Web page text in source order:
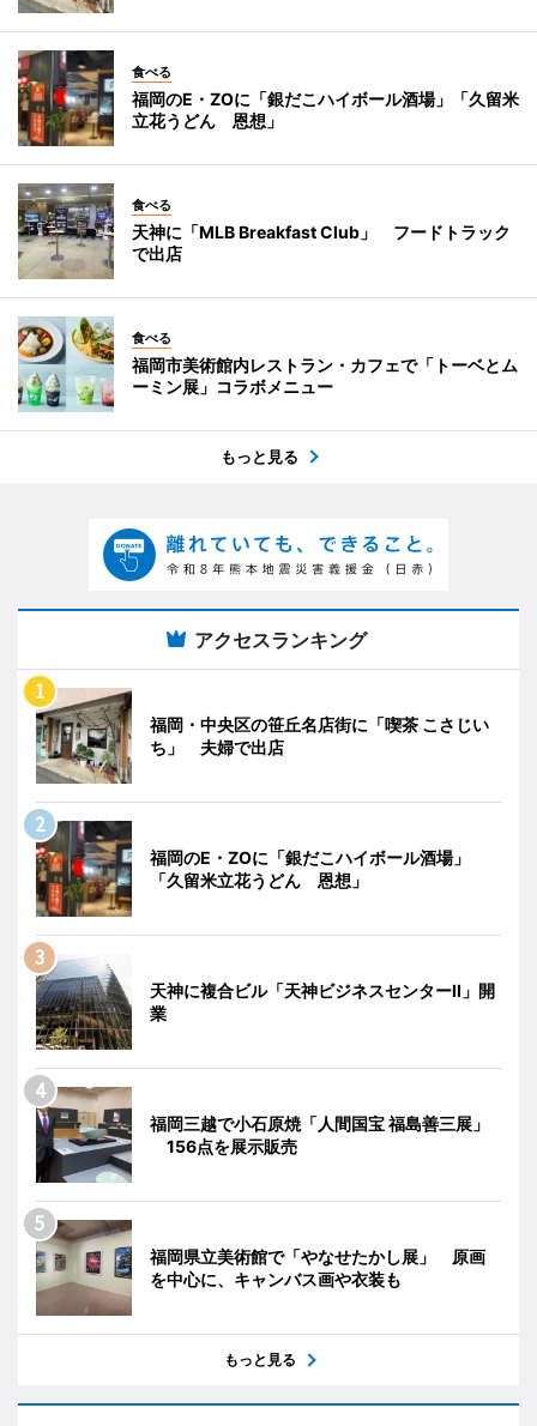
食べる
福岡のE・ZOに「銀だこハイボール酒場」「久留米
立花うどん 恩想」
食べる
天神に「MLB Breakfast Club」 フードトラック
で出店
食べる
福岡市美術館内レストラン・カフェで「トーベとム
ーミン展」コラボメニュー
もっと見る
アクセスランキング
福岡・中央区の笹丘名店街に「喫茶 こさじい
ち」 夫婦で出店
福岡のE・ZOに「銀だこハイボール酒場」
「久留米立花うどん 恩想」
天神に複合ビル「天神ビジネスセンターII」開
業
福岡三越で小石原焼「人間国宝 福島善三展」
156点を展示販売
福岡県立美術館で「やなせたかし展」 原画
を中心に、キャンバス画や衣装も
もっと見る